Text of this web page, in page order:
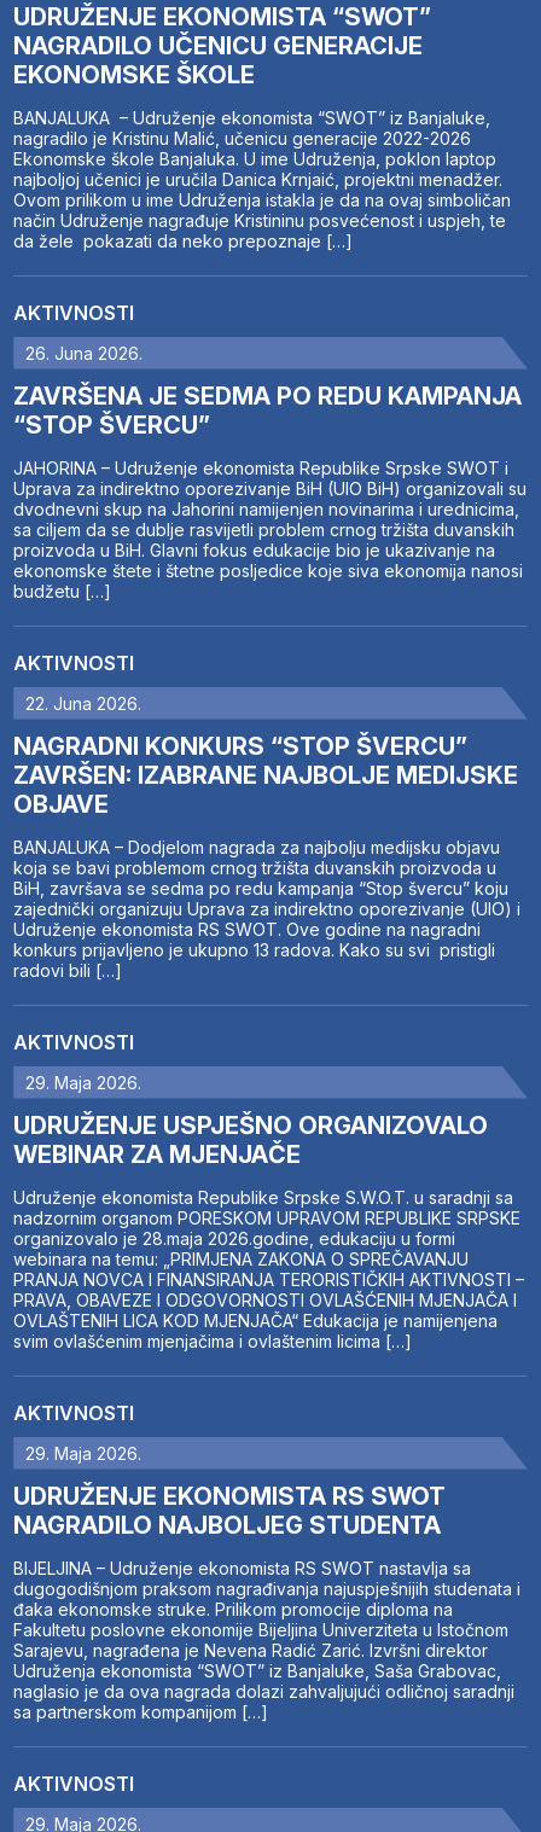
UDRUŽENJE EKONOMISTA “SWOT”
NAGRADILO UČENICU GENERACIJE
EKONOMSKE ŠKOLE
BANJALUKA – Udruženje ekonomista “SWOT” iz Banjaluke,
nagradilo je Kristinu Malić, učenicu generacije 2022-2026
Ekonomske škole Banjaluka. U ime Udruženja, poklon laptop
najboljoj učenici je uručila Danica Krnjaić, projektni menadžer.
Ovom prilikom u ime Udruženja istakla je da na ovaj simboličan
način Udruženje nagrađuje Kristininu posvećenost i uspjeh, te
da žele pokazati da neko prepoznaje […]
AKTIVNOSTI
26. Juna 2026.
ZAVRŠENA JE SEDMA PO REDU KAMPANJA
“STOP ŠVERCU”
JAHORINA – Udruženje ekonomista Republike Srpske SWOT i
Uprava za indirektno oporezivanje BiH (UIO BiH) organizovali su
dvodnevni skup na Jahorini namijenjen novinarima i urednicima,
sa ciljem da se dublje rasvijetli problem crnog tržišta duvanskih
proizvoda u BiH. Glavni fokus edukacije bio je ukazivanje na
ekonomske štete i štetne posljedice koje siva ekonomija nanosi
budžetu […]
AKTIVNOSTI
22. Juna 2026.
NAGRADNI KONKURS “STOP ŠVERCU”
ZAVRŠEN: IZABRANE NAJBOLJE MEDIJSKE
OBJAVE
BANJALUKA – Dodjelom nagrada za najbolju medijsku objavu
koja se bavi problemom crnog tržišta duvanskih proizvoda u
BiH, završava se sedma po redu kampanja “Stop švercu” koju
zajednički organizuju Uprava za indirektno oporezivanje (UIO) i
Udruženje ekonomista RS SWOT. Ove godine na nagradni
konkurs prijavljeno je ukupno 13 radova. Kako su svi pristigli
radovi bili […]
AKTIVNOSTI
29. Maja 2026.
UDRUŽENJE USPJEŠNO ORGANIZOVALO
WEBINAR ZA MJENJAČE
Udruženje ekonomista Republike Srpske S.W.O.T. u saradnji sa
nadzornim organom PORESKOM UPRAVOM REPUBLIKE SRPSKE
organizovalo je 28.maja 2026.godine, edukaciju u formi
webinara na temu: „PRIMJENA ZAKONA O SPREČAVANJU
PRANJA NOVCA I FINANSIRANJA TERORISTIČKIH AKTIVNOSTI –
PRAVA, OBAVEZE I ODGOVORNOSTI OVLAŠĆENIH MJENJAČA I
OVLAŠTENIH LICA KOD MJENJAČA“ Edukacija je namijenjena
svim ovlašćenim mjenjačima i ovlaštenim licima […]
AKTIVNOSTI
29. Maja 2026.
UDRUŽENJE EKONOMISTA RS SWOT
NAGRADILO NAJBOLJEG STUDENTA
BIJELJINA – Udruženje ekonomista RS SWOT nastavlja sa
dugogodišnjom praksom nagrađivanja najuspješnijih studenata i
đaka ekonomske struke. Prilikom promocije diploma na
Fakultetu poslovne ekonomije Bijeljina Univerziteta u Istočnom
Sarajevu, nagrađena je Nevena Radić Zarić. Izvršni direktor
Udruženja ekonomista “SWOT” iz Banjaluke, Saša Grabovac,
naglasio je da ova nagrada dolazi zahvaljujući odličnoj saradnji
sa partnerskom kompanijom […]
AKTIVNOSTI
29. Maja 2026.